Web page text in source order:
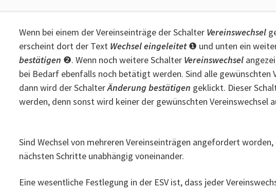
Wenn bei einem der Vereinseinträge der Schalter Vereinswechsel
erscheint dort der Text Wechsel eingeleitet❶ und unten ein
bestätigen ❷. Wenn noch weitere Schalter Vereinswechsel
bei Bedarf ebenfalls noch betätigt werden. Sind alle gewünschten
dann wird der SchalterÄnderung bestätigen geklickt. Dieser
werden, denn sonst wird keiner der gewünschten Vereinswechsel
Sind Wechsel von mehreren Vereinseinträgen angefordert
nächsten Schritte unabhängig voneinander.
Eine wesentliche Festlegung in der ESV ist, dass jeder